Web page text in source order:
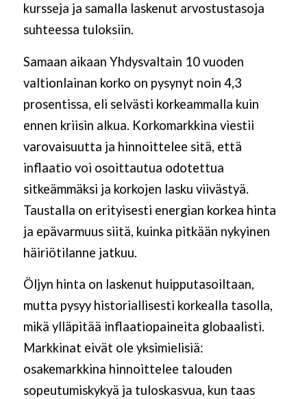
kursseja ja samalla laskenut arvostustasoja
suhteessa tuloksiin.
Samaan aikaan Yhdysvaltain 10 vuoden
valtionlainan korko on pysynyt noin 4,3
prosentissa, eli selvästi korkeammalla kuin
ennen kriisin alkua. Korkomarkkina viestii
varovaisuutta ja hinnoittelee sitä, että
inflaatio voi osoittautua odotettua
sitkeämmäksi ja korkojen lasku viivästyä.
Taustalla on erityisesti energian korkea hinta
ja epävarmuus siitä, kuinka pitkään nykyinen
häiriötilanne jatkuu.
Öljyn hinta on laskenut huipputasoiltaan,
mutta pysyy historiallisesti korkealla tasolla,
mikä ylläpitää inflaatiopaineita globaalisti.
Markkinat eivät ole yksimielisiä:
osakemarkkina hinnoittelee talouden
sopeutumiskykyä ja tuloskasvua, kun taas